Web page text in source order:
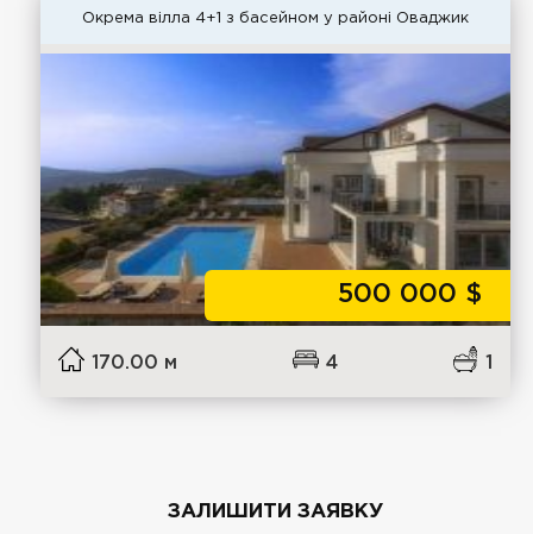
Окрема вілла 4+1 з басейном у районі Оваджик
500 000 $
170.00 м 4
ЗАЛИШИТИ ЗАЯВКУ